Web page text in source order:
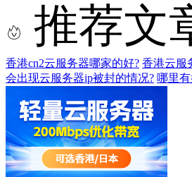
推荐文
香港cn2云服务器哪家的好? 香港云服
会出现云服务器ip被封的情况? 哪里